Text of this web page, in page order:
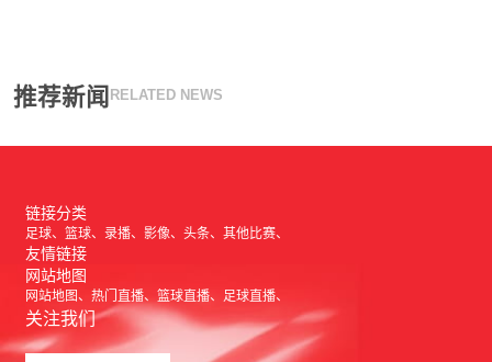
推荐新闻 RELATED NEWS
链接分类
足球 篮球 录播 影像 头条 其他比赛
友情链接
网站地图
网站地图 热门直播 篮球直播 足球直播
关注我们